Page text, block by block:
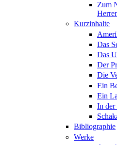
Zum
Kurzinhalte
Das
Das
Der
Die
Ein
Ein
In der
Bibliographie
Werke